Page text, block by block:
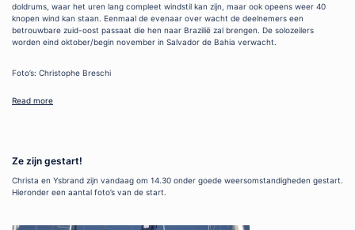
doldrums, waar het uren lang compleet windstil kan zijn, maar ook opeens weer 40
knopen wind kan staan. Eenmaal de evenaar over wacht de deelnemers een
betrouwbare zuid-oost passaat die hen naar Brazilië zal brengen. De solozeilers
worden eind oktober/begin november in Salvador de Bahia verwacht.
Foto’s: Christophe Breschi
Read more
Ze zijn gestart!
Christa en Ysbrand zijn vandaag om 14.30 onder goede weersomstandigheden gestart.
Hieronder een aantal foto’s van de start.